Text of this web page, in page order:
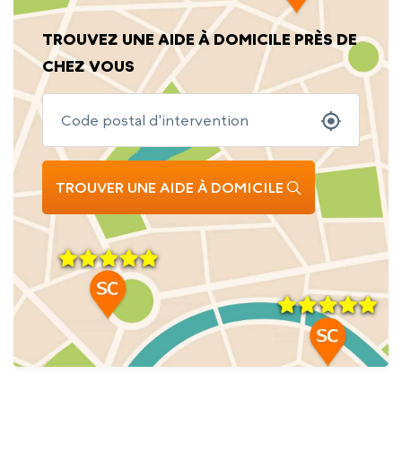
TROUVEZ UNE AIDE À DOMICILE PRÈS DE
CHEZ VOUS
TROUVER UNE AIDE À DOMICILE